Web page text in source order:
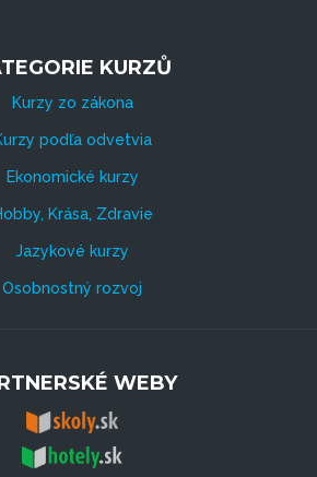
KURZŮ
Kurzy zo zákona
podľa odvetvia
Ekonomické kurzy
Krása, Zdravie
Jazykové kurzy
Osobnostný rozvoj
WEBY